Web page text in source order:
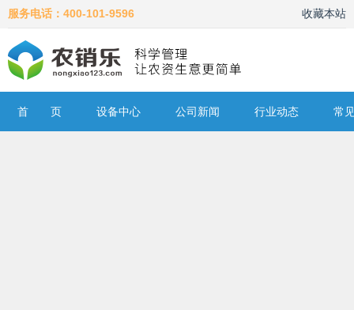
服务电话：400-101-9596 收藏本站
首 页 设备中心 公司新闻 行业动态 常